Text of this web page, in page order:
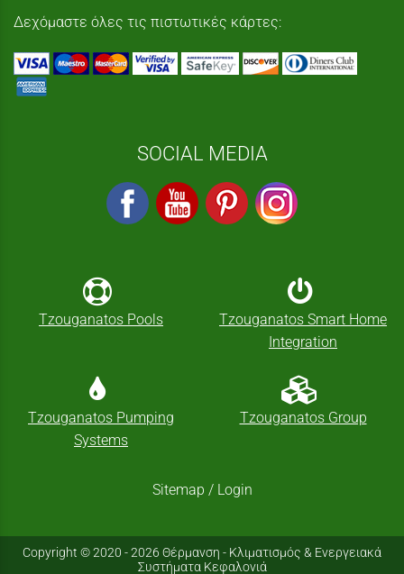
Δεχόμαστε όλες τις πιστωτικές κάρτες:
SOCIAL MEDIA
Tzouganatos Pools
Tzouganatos Smart Home
Integration
Tzouganatos Pumping
Systems
Tzouganatos Group
Sitemap / Login
Copyright © 2020 - 2026 Θέρμανση - Κλιματισμός & Ενεργειακά
Συστήματα Κεφαλονιά